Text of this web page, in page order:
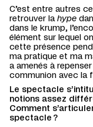
C’est entre autres
retrouver la hype
dans le krump,
élément sur lequel
cette présence
ma pratique et ma
a amenés à
communion avec la
Le spectacle
notions assez
Comment
spectacle ?